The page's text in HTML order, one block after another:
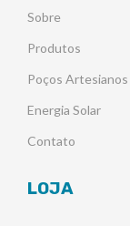
Sobre
Produtos
Poços Artesianos
Energia Solar
Contato
LOJA